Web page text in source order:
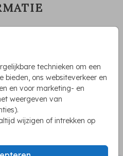
technieken om een
bieden, ons websiteverkeer en
en voor marketing- en
weergeven van
wijzigen of intrekken op
Prachtig geïllustreerde
maken het geheel af.
zelf aan in onze